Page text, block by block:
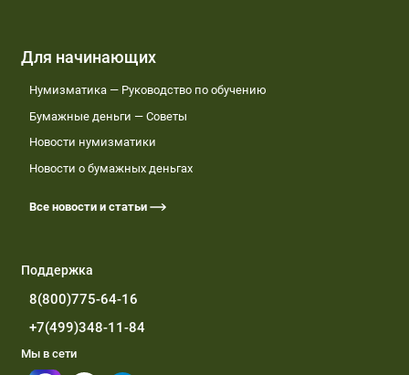
Для начинающих
Нумизматика — Руководство по обучению
Бумажные деньги — Советы
Новости нумизматики
Новости о бумажных деньгах
Все новости и статьи
Поддержка
8(800)775-64-16
+7(499)348-11-84
Мы в сети